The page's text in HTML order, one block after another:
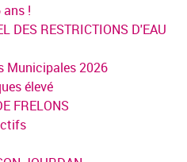
ans !
DES RESTRICTIONS D'EAU
Municipales 2026
élevé
FRELONS